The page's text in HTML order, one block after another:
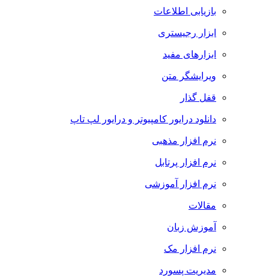
بازیابی اطلاعات
ابزار رجیستری
ابزارهای مفید
ویرایشگر متن
قفل گذار
دانلود درایور کامپیوتر و درایور لپ تاپ
نرم افزار مذهبی
نرم افزار پرتابل
نرم افزار آموزشی
مقالات
آموزش زبان
نرم افزار مک
مدیریت پسورد